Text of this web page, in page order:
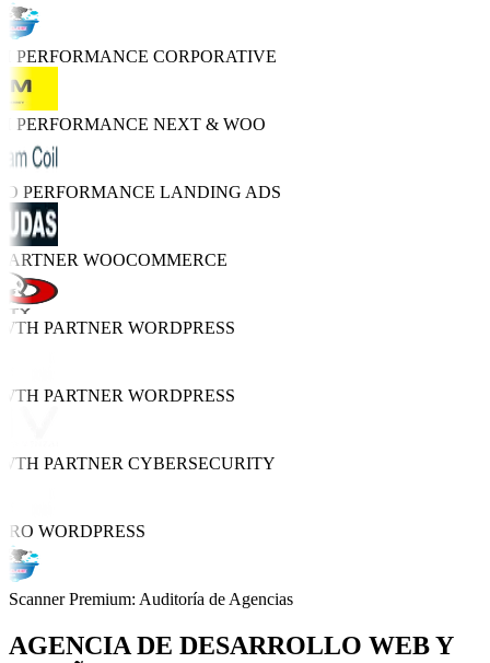
PERFORMANCECORPORATIVE
PERFORMANCENEXT & WOO
PERFORMANCELANDING ADS
WOOCOMMERCE
PARTNERWORDPRESS
PARTNERWORDPRESS
PARTNERCYBERSECURITY
WORDPRESS
Scanner Premium: Auditoría de Agencias
AGENCIA DE DESARROLLO WEB Y